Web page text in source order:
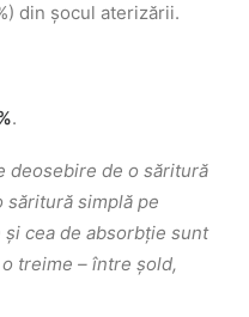
din șocul aterizării.
.
deosebire de o săritură
simplă pe
cea de absorbție sunt
treime – între șold,